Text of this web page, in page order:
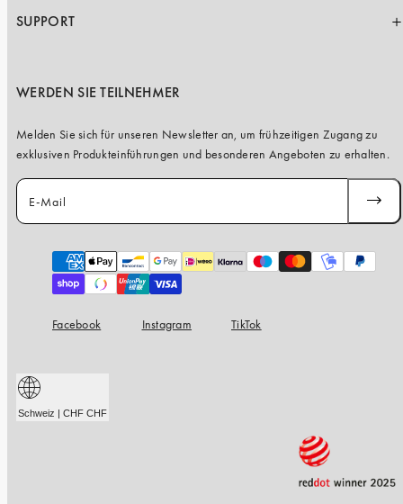
SUPPORT
WERDEN SIE TEILNEHMER
Melden Sie sich für unseren Newsletter an, um frühzeitigen Zugang zu
exklusiven Produkteinführungen und besonderen Angeboten zu erhalten.
E-Mail
Zahlungsarten
Facebook Instagram TikTok
Schweiz | CHF CHF